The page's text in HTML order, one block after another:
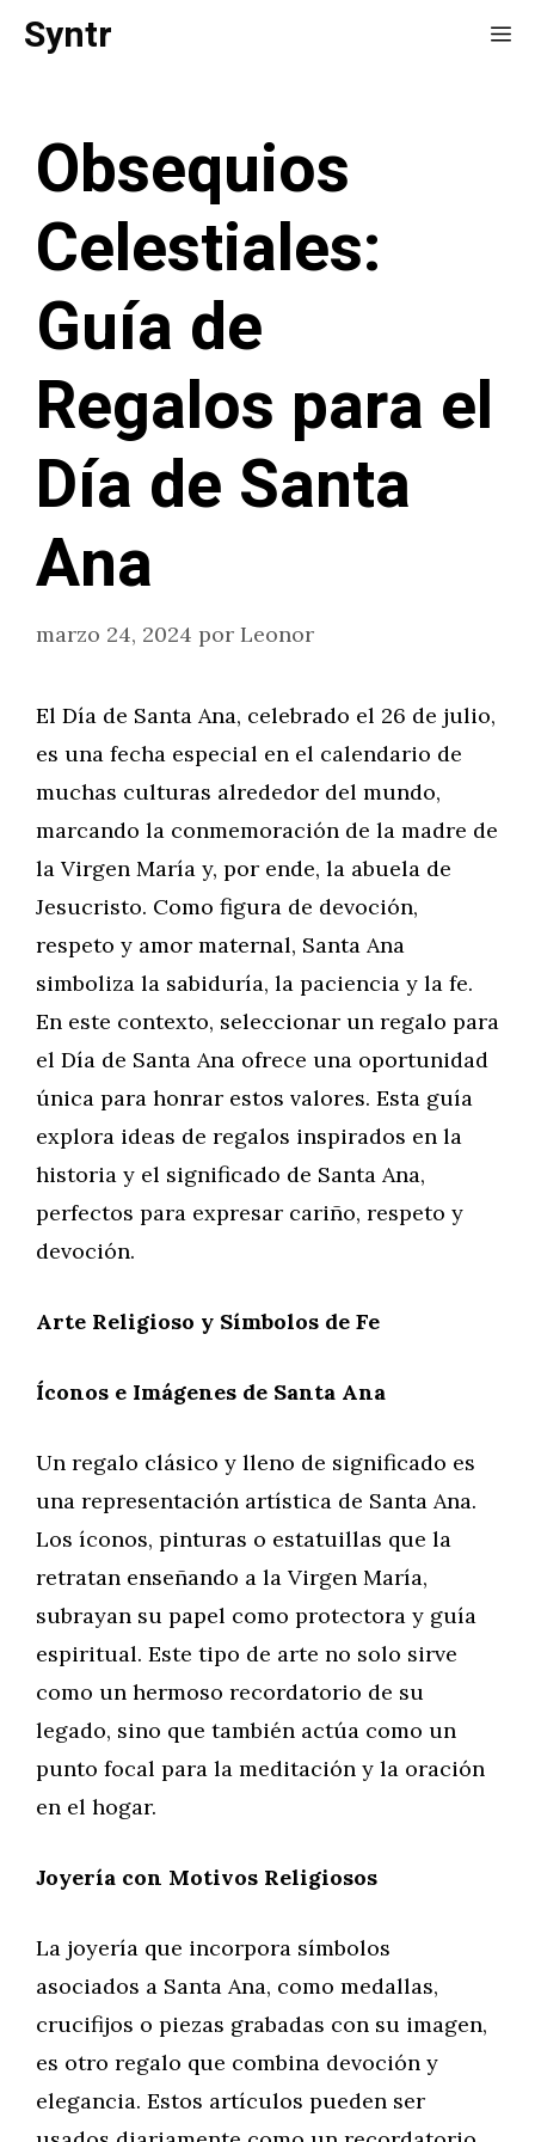
SaltarSyntr
Obsequios
Celestiales:
Guía de
Regalos para el
Día de Santa
Ana
marzo 24, 2024 por Leonor
El Día de Santa Ana, celebrado el 26 de julio,
es una fecha especial en el calendario de
muchas culturas alrededor del mundo,
marcando la conmemoración de la madre de
la Virgen María y, por ende, la abuela de
Jesucristo. Como figura de devoción,
respeto y amor maternal, Santa Ana
simboliza la sabiduría, la paciencia y la fe.
En este contexto, seleccionar un regalo para
el Día de Santa Ana ofrece una oportunidad
única para honrar estos valores. Esta guía
explora ideas de regalos inspirados en la
historia y el significado de Santa Ana,
perfectos para expresar cariño, respeto y
devoción.
Arte Religioso y Símbolos de Fe
Íconos e Imágenes de Santa Ana
Un regalo clásico y lleno de significado es
una representación artística de Santa Ana.
Los íconos, pinturas o estatuillas que la
retratan enseñando a la Virgen María,
subrayan su papel como protectora y guía
espiritual. Este tipo de arte no solo sirve
como un hermoso recordatorio de su
legado, sino que también actúa como un
punto focal para la meditación y la oración
en el hogar.
Joyería con Motivos Religiosos
La joyería que incorpora símbolos
asociados a Santa Ana, como medallas,
crucifijos o piezas grabadas con su imagen,
es otro regalo que combina devoción y
elegancia. Estos artículos pueden ser